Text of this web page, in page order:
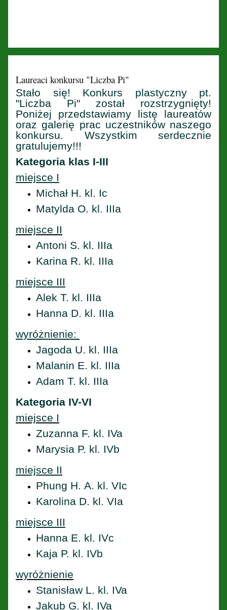
Laureaci konkursu "Liczba Pi"
Stało się! Konkurs plastyczny pt.
"Liczba Pi" został rozstrzygnięty!
Poniżej przedstawiamy listę laureatów
oraz galerię prac uczestników naszego
konkursu. Wszystkim serdecznie
gratulujemy!!!
Kategoria klas I-III
miejsce I
Michał H. kl. Ic
Matylda O. kl. IIIa
miejsce II
Antoni S. kl. IIIa
Karina R. kl. IIIa
miejsce III
Alek T. kl. IIIa
Hanna D. kl. IIIa
wyróżnienie:
Jagoda U. kl. IIIa
Malanin E. kl. IIIa
Adam T. kl. IIIa
Kategoria IV-VI
miejsce I
Zuzanna F. kl. IVa
Marysia P. kl. IVb
miejsce II
Phung H. A. kl. VIc
Karolina D. kl. VIa
miejsce III
Hanna E. kl. IVc
Kaja P. kl. IVb
wyróżnienie
Stanisław L. kl. IVa
Jakub G. kl. IVa